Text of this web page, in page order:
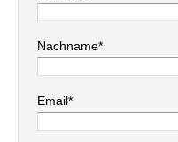
Nachname*
Email*